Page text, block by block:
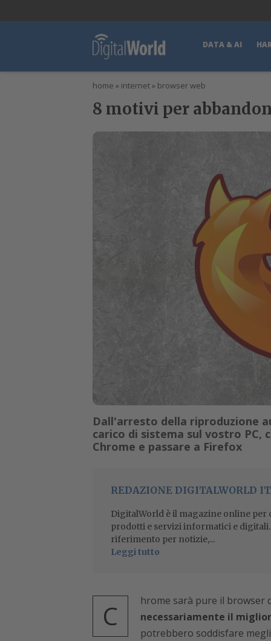
DATA & AI
home » internet» browser web
8 motivi per
Dall'arresto della riproduzione
carico di sistema sul vostro PC,
Chrome e passare a Firefox
REDAZIONE DIGITALWORLD
DigitalWorld è il magazine online per
prodotti e servizi informatici e
riferimento per notizie,...
Leggi tutto
C hrome sarà pure il browser
necessariamente il
potrebbero soddisfare